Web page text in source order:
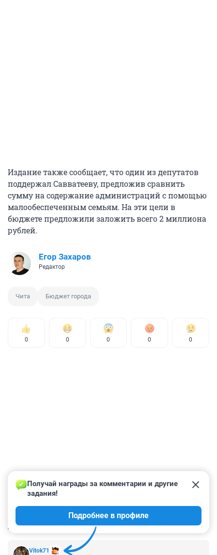
Издание также сообщает, что один из депутатов
поддержал Савватееву, предложив сравнить
сумму на содержание администраций с помощью
малообеспеченным семьям. На эти цели в
бюджете предложили заложить всего 2 миллиона
рублей.
Егор Захаров
Редактор
Чита Бюджет города
0 0 0 0 0
КОММЕНТАРИИ 7
Vitok71
Получай награды за комментарии и другие
задания!
Подробнее в профиле